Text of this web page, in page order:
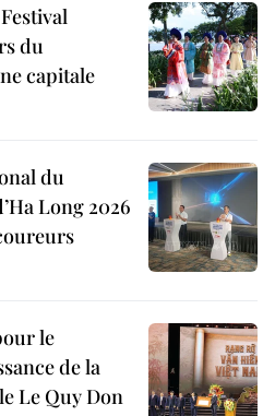
du
capitale
du
Long 2026
le
de la
Le Quy Don